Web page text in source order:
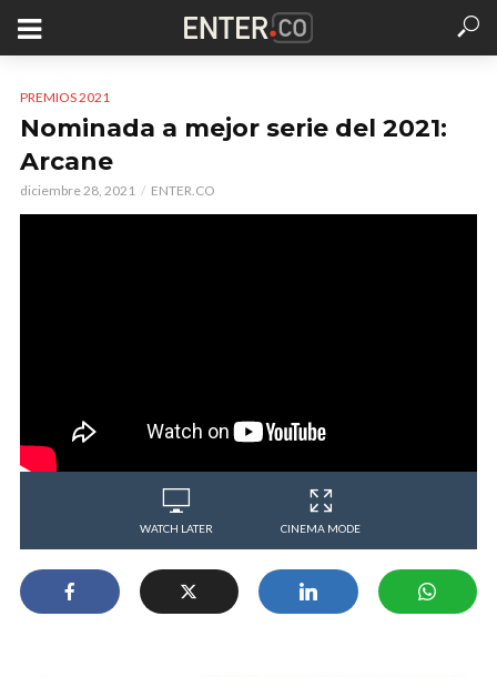
PREMIOS 2021
Nominada a mejor serie del 2021:
Arcane
diciembre 28, 2021 ENTER.CO
WATCH LATER CINEMA MODE